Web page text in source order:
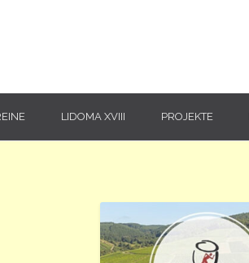
LIDOMA XVIII PROJEKTE